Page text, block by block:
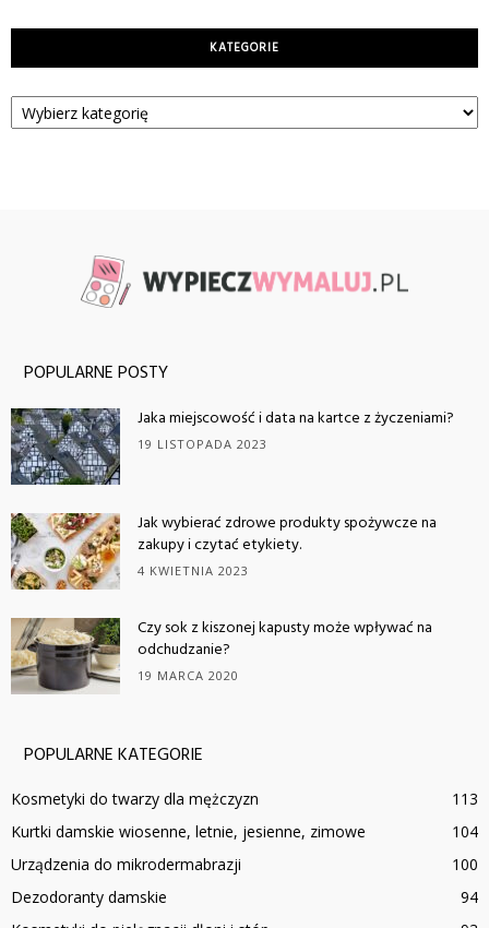
KATEGORIE
Kategorie
POPULARNE POSTY
Jaka miejscowość i data na kartce z życzeniami?
19 LISTOPADA 2023
Jak wybierać zdrowe produkty spożywcze na
zakupy i czytać etykiety.
4 KWIETNIA 2023
Czy sok z kiszonej kapusty może wpływać na
odchudzanie?
19 MARCA 2020
POPULARNE KATEGORIE
Kosmetyki do twarzy dla mężczyzn
113
Kurtki damskie wiosenne, letnie, jesienne, zimowe
104
Urządzenia do mikrodermabrazji
100
Dezodoranty damskie
94